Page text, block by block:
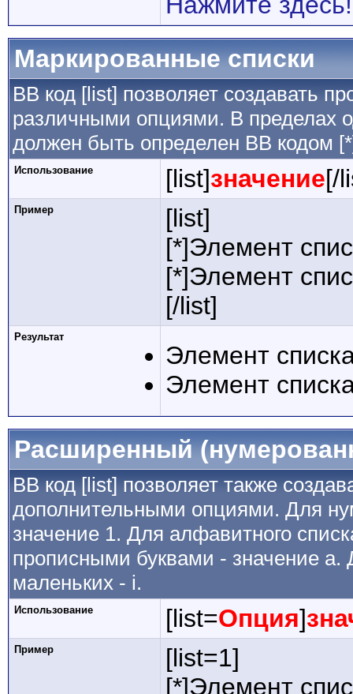
Маркированные списки
BB код [list] позволяет создавать
различными опциями. В пределах
должен быть определен BB кодом
Использование [list]значение[/
Пример
[list]
[*]Элемент
[*]Элемент
[/list]
Результат
Элемент
Элемент
Расширенный
BB код [list] позволяет также
дополнительными опциями. Для
значение 1. Для алфавитного
прописными буквами - значение
маленьких - i.
Использование [list=Опция]
Пример
[list=1]
[*]Элемент